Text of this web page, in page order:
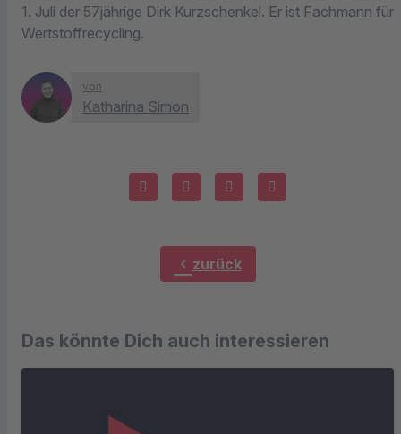
1. Juli der 57jährige Dirk Kurzschenkel. Er ist Fachmann für
Wertstoffrecycling.
von
Katharina Simon
chevron_left zurück
Das könnte Dich auch interessieren